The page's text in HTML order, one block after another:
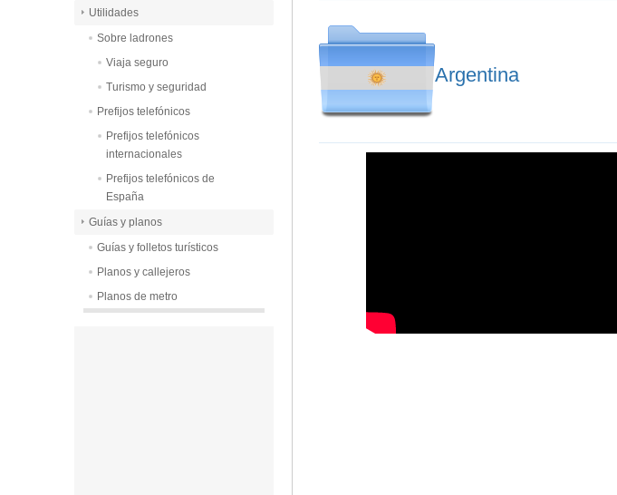
Argentina
Utilidades
Sobre ladrones
Viaja seguro
Turismo y seguridad
Prefijos telefónicos
Prefijos telefónicos
internacionales
Prefijos telefónicos de
España
Guías y planos
Guías y folletos turísticos
Planos y callejeros
Planos de metro